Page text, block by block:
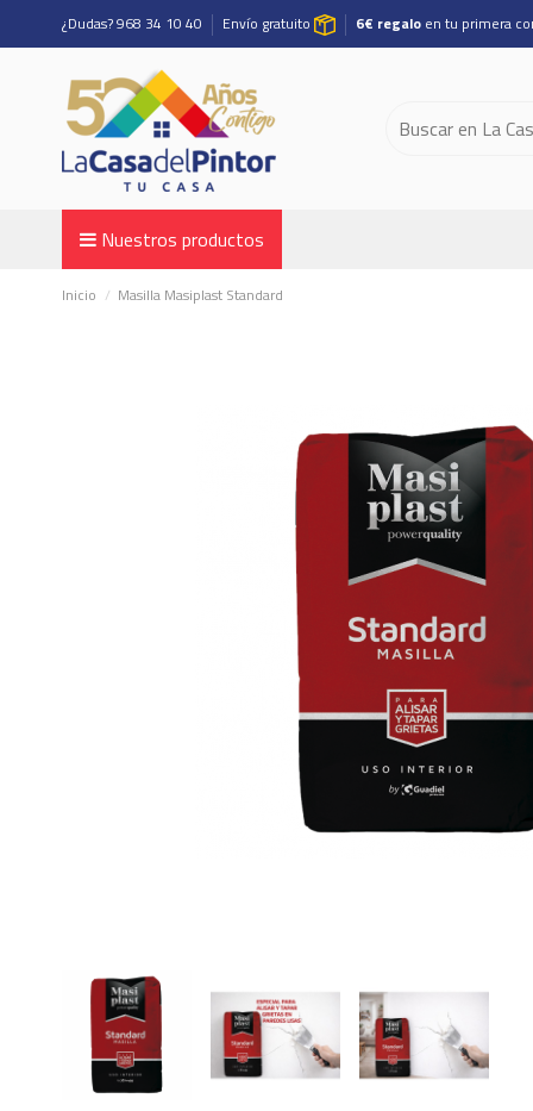
¿Dudas? 968 34 10 40 Envío gratuito 6€ regalo en tu primera
Nuestros productos
Inicio Masilla Masiplast Standard